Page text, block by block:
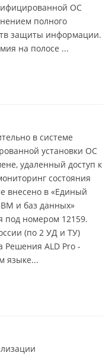
ОС
полного
защиты информации.
на полосе ...
в системе
установки ОС
удаленный доступ к
состояния
внесено в «Единый
и баз данных»
под номером 12159.
(по 2 УД и ТУ)
Решения ALD Pro -
языке...